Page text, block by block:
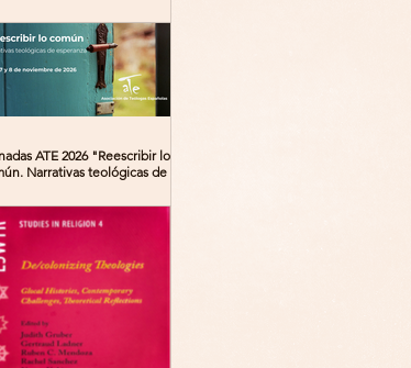
ATE 2026 "Reescribir lo
Narrativas teológicas de